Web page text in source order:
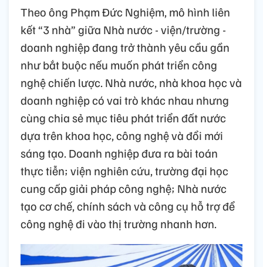
Theo ông Phạm Đức Nghiệm, mô hình liên
kết “3 nhà” giữa Nhà nước - viện/trường -
doanh nghiệp đang trở thành yêu cầu gần
như bắt buộc nếu muốn phát triển công
nghệ chiến lược. Nhà nước, nhà khoa học và
doanh nghiệp có vai trò khác nhau nhưng
cùng chia sẻ mục tiêu phát triển đất nước
dựa trên khoa học, công nghệ và đổi mới
sáng tạo. Doanh nghiệp đưa ra bài toán
thực tiễn; viện nghiên cứu, trường đại học
cung cấp giải pháp công nghệ; Nhà nước
tạo cơ chế, chính sách và công cụ hỗ trợ để
công nghệ đi vào thị trường nhanh hơn.